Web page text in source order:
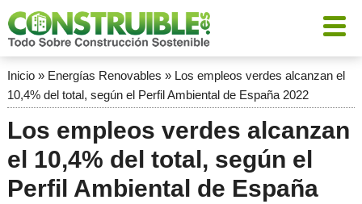
Inicio» Energías Renovables » Los empleos verdes alcanzan el
10,4% del total, según el Perfil Ambiental de España 2022
Los empleos verdes alcanzan
el 10,4% del total, según el
Perfil Ambiental de España